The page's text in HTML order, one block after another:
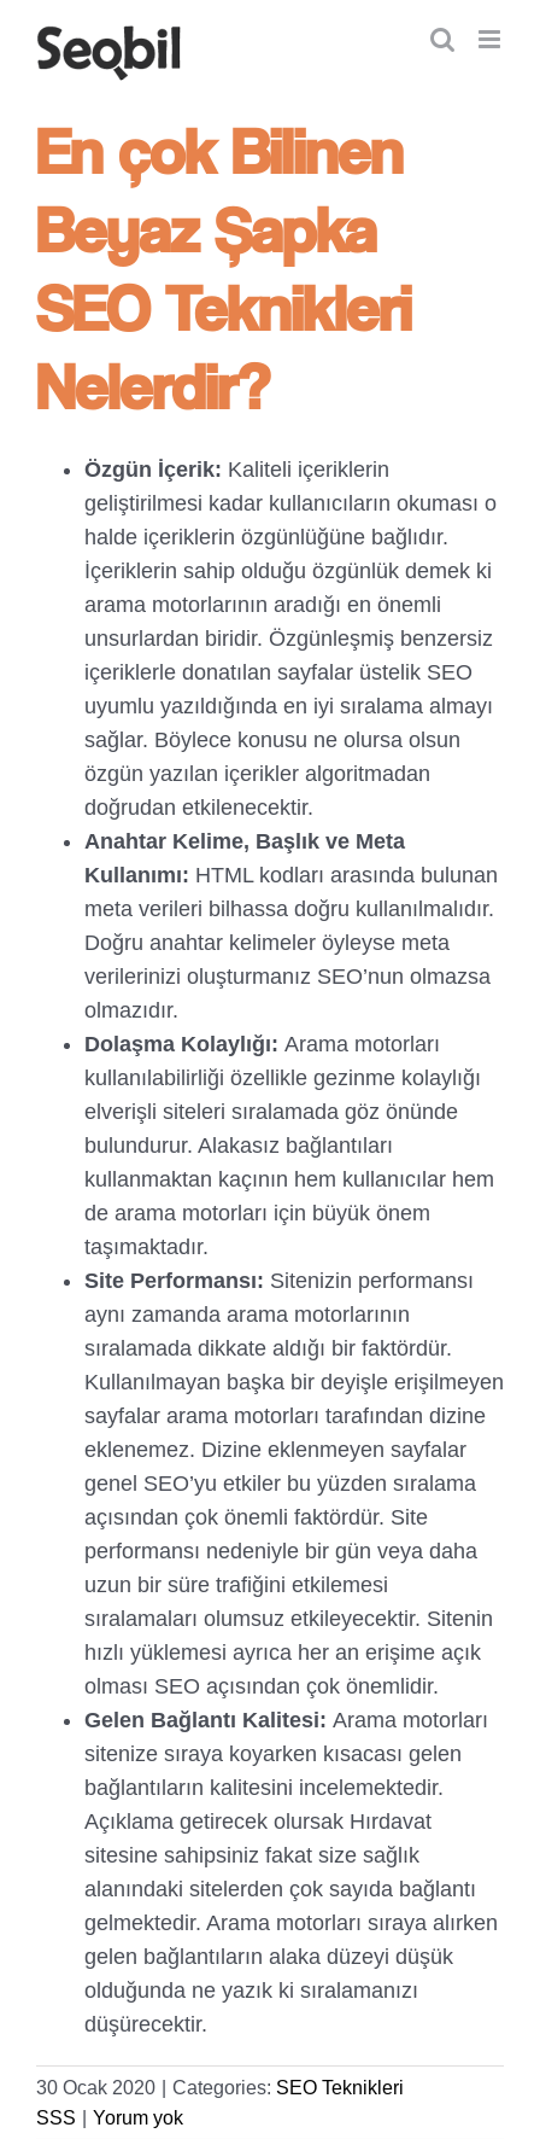
En çok Bilinen
Beyaz Şapka
SEO Teknikleri
Nelerdir?
Özgün İçerik: Kaliteli içeriklerin
geliştirilmesi kadar kullanıcıların okuması o
halde içeriklerin özgünlüğüne bağlıdır.
İçeriklerin sahip olduğu özgünlük demek ki
arama motorlarının aradığı en önemli
unsurlardan biridir. Özgünleşmiş benzersiz
içeriklerle donatılan sayfalar üstelik SEO
uyumlu yazıldığında en iyi sıralama almayı
sağlar. Böylece konusu ne olursa olsun
özgün yazılan içerikler algoritmadan
doğrudan etkilenecektir.
Anahtar Kelime, Başlık ve Meta
Kullanımı: HTML kodları arasında bulunan
meta verileri bilhassa doğru kullanılmalıdır.
Doğru anahtar kelimeler öyleyse meta
verilerinizi oluşturmanız SEO’nun olmazsa
olmazıdır.
Dolaşma Kolaylığı: Arama motorları
kullanılabilirliği özellikle gezinme kolaylığı
elverişli siteleri sıralamada göz önünde
bulundurur. Alakasız bağlantıları
kullanmaktan kaçının hem kullanıcılar hem
de arama motorları için büyük önem
taşımaktadır.
Site Performansı: Sitenizin performansı
aynı zamanda arama motorlarının
sıralamada dikkate aldığı bir faktördür.
Kullanılmayan başka bir deyişle erişilmeyen
sayfalar arama motorları tarafından dizine
eklenemez. Dizine eklenmeyen sayfalar
genel SEO’yu etkiler bu yüzden sıralama
açısından çok önemli faktördür. Site
performansı nedeniyle bir gün veya daha
uzun bir süre trafiğini etkilemesi
sıralamaları olumsuz etkileyecektir. Sitenin
hızlı yüklemesi ayrıca her an erişime açık
olması SEO açısından çok önemlidir.
Gelen Bağlantı Kalitesi: Arama motorları
sitenize sıraya koyarken kısacası gelen
bağlantıların kalitesini incelemektedir.
Açıklama getirecek olursak Hırdavat
sitesine sahipsiniz fakat size sağlık
alanındaki sitelerden çok sayıda bağlantı
gelmektedir. Arama motorları sıraya alırken
gelen bağlantıların alaka düzeyi düşük
olduğunda ne yazık ki sıralamanızı
düşürecektir.
30 Ocak 2020 Categories: SEO Teknikleri
SSS
Yorum yok